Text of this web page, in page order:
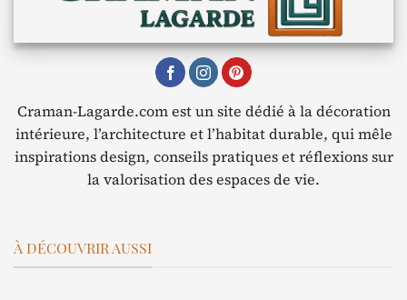
Craman-Lagarde.com est un site dédié à la décoration
intérieure, l’architecture et l’habitat durable, qui mêle
inspirations design, conseils pratiques et réflexions sur
la valorisation des espaces de vie.
À DÉCOUVRIR AUSSI